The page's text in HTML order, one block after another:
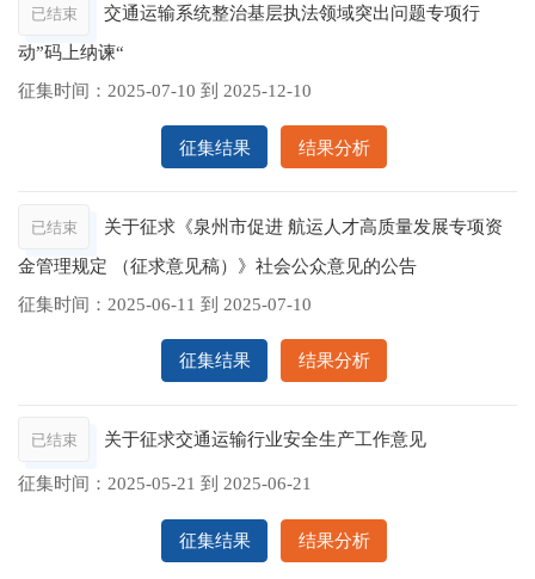
已结束
交通运输系统整治基层执法领域突出问题专项行
动”码上纳谏“
征集时间： 2025-07-10 到 2025-12-10
征集结果 结果分析
已结束
关于征求《泉州市促进 航运人才高质量发展专项资
金管理规定 （征求意见稿）》社会公众意见的公告
征集时间： 2025-06-11 到 2025-07-10
征集结果 结果分析
已结束 关于征求交通运输行业安全生产工作意见
征集时间：2025-05-21 到2025-06-21
征集结果 结果分析